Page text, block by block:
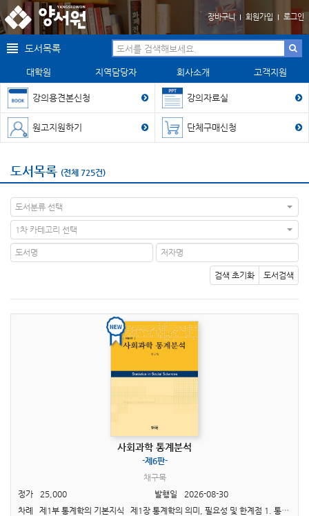
장바구니 회원가입 로그인
도서목록
대학원 지역담당자 회사소개 고객지원
강의용견본신청 강의자료실
원고지원하기 단체구매신청
도서목록 (전체 725건)
도서분류 선택
1차 카테고리 선택
검색 초기화 도서검색
사회과학 통계분석
-제6판-
채구묵
정가
25,000 발행일
2026-08-30
차례 제1부 통계학의 기본지식 제1장 통계학의 의미, 필요성 및 한계점 1. 통계학의 의미 2. 사회과학에서의 통계학의 필요성 3. 통계학의 한계점 제2장 통계학..